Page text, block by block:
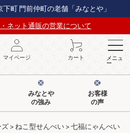
町 門前仲町の老舗「みなとや」
ネット通販の営業について
マイページ カート メニュ
ー
みなとや
の強み
お客様
の声
ズ ねこ型せんべい
七福にゃんべい